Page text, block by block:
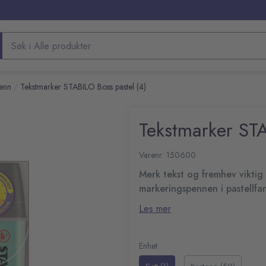
Søk etter produkter
Tekstmarker STABILO Boss pastel (4)
Tekstmarker
Varenr: 150600
Merk tekst og fremhev
markeringspennen i
Den nye versjonen har
BOSS®-markeringspennen,
merkepennene er egnet til
brukes til en rekke formål, som
Klassisk form med flat
Les mer
Enhet